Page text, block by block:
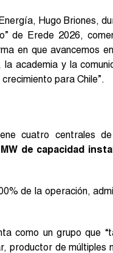
Hugo Briones,
de Erede 2026,
en que avancemos
academia y la
para Chile”.
cuatro centrales
de capacidad
de la operación,
como un grupo que
productor de múltiples